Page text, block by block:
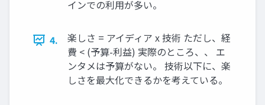
インでの利用が多い。
4.
楽しさ = アイディア x 技術 ただし、経
費 < (予算-利益) 実際のところ、、 エ
ンタメは予算がない。 技術以下に、楽
しさを最大化できるかを考えている。